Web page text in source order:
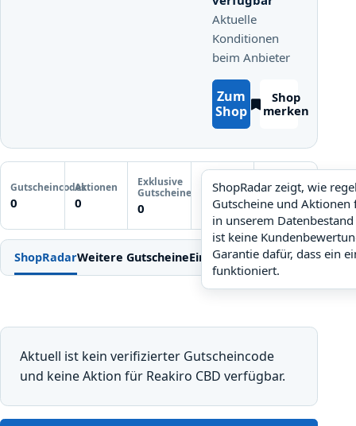
Aktuelle
Konditionen
beim Anbieter
Zum
Shop
Shop
merken
Gutscheincodes
0
Aktionen
0
Exklusive
Gutscheine
0
ShopRadar
noch keine Daten
ShopRadar zeigt, wie
Gutscheine und Aktionen
in unserem
ist keine
Garantie dafür, dass ein
funktioniert.
Letzte
Gutscheinprüfung
Noch keine
Prüfung
ShopRadarWeitere GutscheineEinlösenBedingungenFAQ
Aktuell ist kein verifizierter Gutscheincode
und keine Aktion für Reakiro CBD verfügbar.